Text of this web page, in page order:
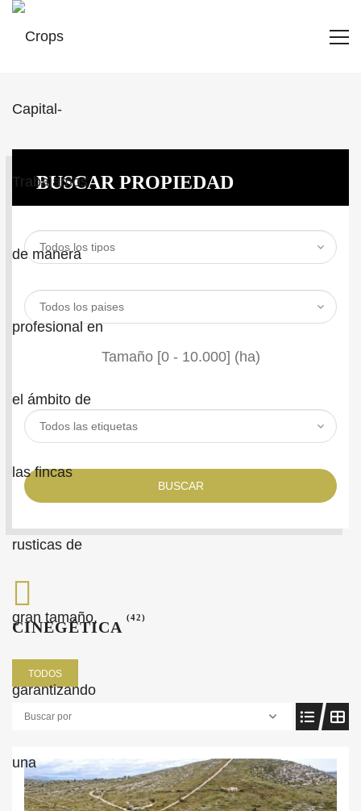
BUSCAR PROPIEDAD
Tamaño [0- 10.000] (ha)
BUSCAR
CINEGÉTICA
(42)
TODOS
Buscar por